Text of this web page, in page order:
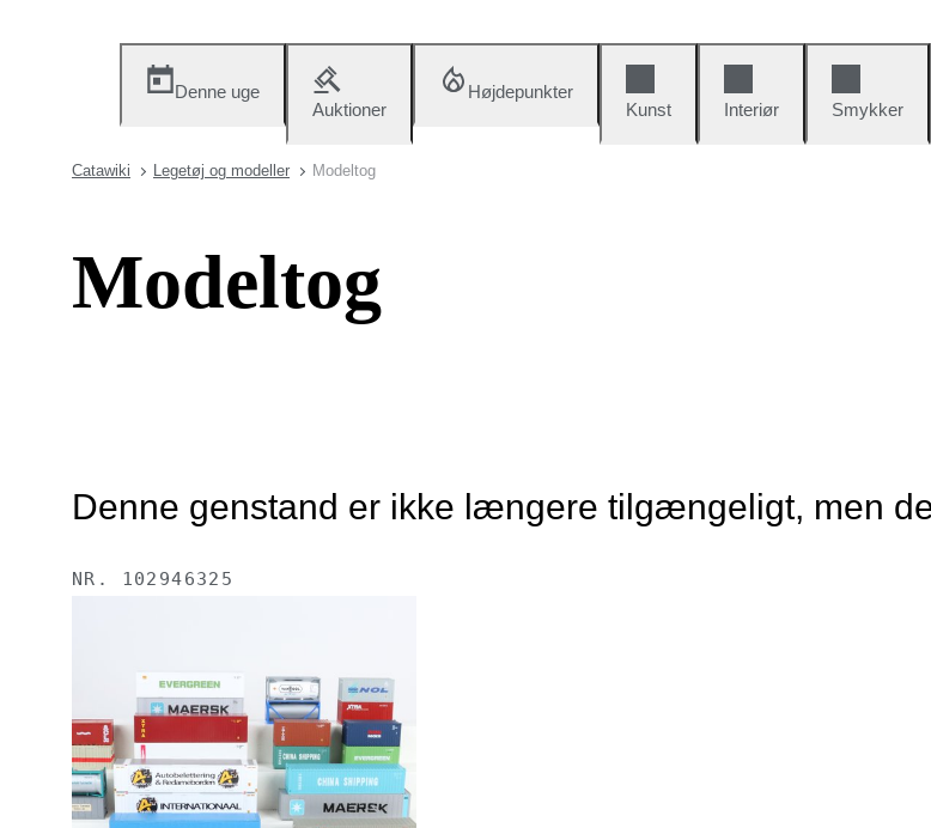
Denne uge
Auktioner
Højdepunkter
Kunst
Interiør Smykker
Catawiki Legetøj og modeller Modeltog
Modeltog
Denne genstand er ikke længere tilgængeligt, men
NR. 102946325